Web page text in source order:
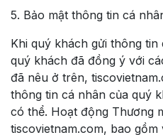
5. Bảo mật thông tin cá
Khi quý khách gửi thông
quý khách đã đồng ý với
đã nêu ở trên,
thông tin cá nhân của quý
có thể. Hoạt động Thương
tiscovietnam.com, bao